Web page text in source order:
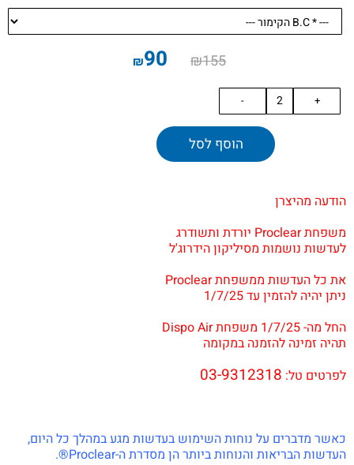
₪155
₪90
הוסף לסל
הודעה מהיצרן
משפחת Proclear יורדת ותשודרג
לעדשות נושמות מסיליקון הידרוג'ל
את כל העדשות ממשפחת Proclear
ניתן יהיה להזמין עד 1/7/25
החל מה- 1/7/25 משפחת Dispo Air
תהיה זמינה להזמנה במקומה
לפרטים טל: 03-9312318
כאשר מדברים על נוחות השימוש בעדשות מגע במהלך כל היום,
העדשות הבריאות והנוחות ביותר הן מסדרת ה-Proclear®.